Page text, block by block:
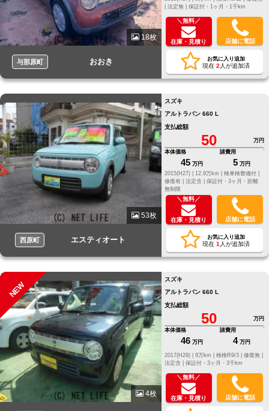
18枚
与那原町 おおき
法定無 | 保証付・1ヶ月・1千km
＼無料／
在庫・見積り 店舗に電話
お気に入り追加
現在 2 人が追加済
53枚
西原町 エスティオート
スズキ
アルトラパン 660 L
支払総額
50
万円
本体価格
45 万円
諸費用
5 万円
2015(H27) |
12.9万km |
検車検整備付 |
修復有 | 法定含 | 保証付・3ヶ月・距離
無制限
＼無料／
在庫・見積り 店舗に電話
お気に入り追加
現在 1 人が追加済
NEW
4枚
スズキ
アルトラパン 660 L
支払総額
50
万円
本体価格
46 万円
諸費用
4 万円
修復無 |
法定含 | 保証付・3ヶ月・3千km
＼無料／
在庫・見積り 店舗に電話